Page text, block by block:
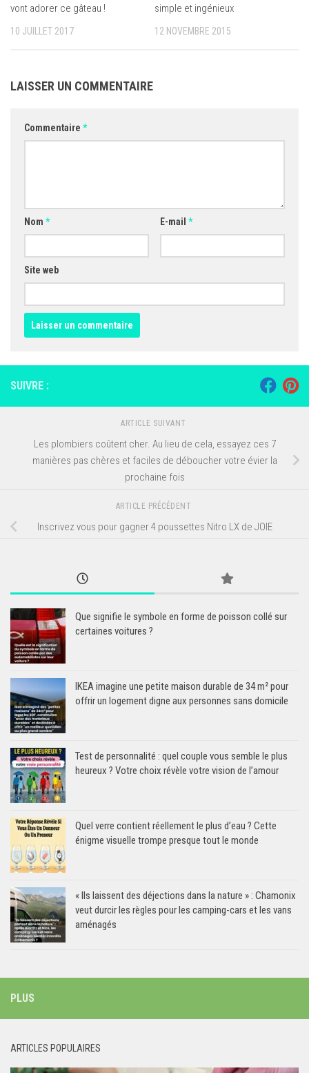
vont adorer ce gâteau !
10 JUILLET 2017
simple et ingénieux
12 NOVEMBRE 2015
LAISSER UN COMMENTAIRE
Commentaire *
Nom * E-mail *
Site web
SUIVRE :
ARTICLE SUIVANT
Les plombiers coûtent cher. Au lieu de cela, essayez ces 7
manières pas chères et faciles de déboucher votre évier la
prochaine fois
ARTICLE PRÉCÉDENT
Inscrivez vous pour gagner 4 poussettes Nitro LX de JOIE
Que signifie le symbole en forme de poisson collé sur
certaines voitures ?
IKEA imagine une petite maison durable de 34 m² pour
offrir un logement digne aux personnes sans domicile
Test de personnalité : quel couple vous semble le plus
heureux ? Votre choix révèle votre vision de l’amour
Quel verre contient réellement le plus d’eau ? Cette
énigme visuelle trompe presque tout le monde
« Ils laissent des déjections dans la nature » : Chamonix
veut durcir les règles pour les camping-cars et les vans
aménagés
PLUS
ARTICLES POPULAIRES